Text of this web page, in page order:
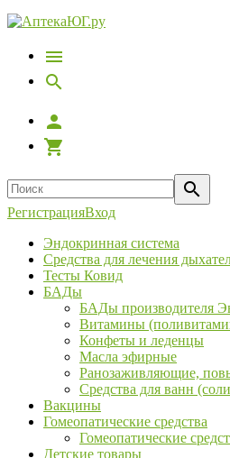
РегистрацияВход
Эндокринная система
Средства для лечения
Тесты Ковид
БАДы
БАДы производителя
Витамины
Конфеты и леденцы
Масла эфирные
Ранозаживляющие,
Средства для ванн
Вакцины
Гомеопатические средства
Гомеопатические
Детские товары